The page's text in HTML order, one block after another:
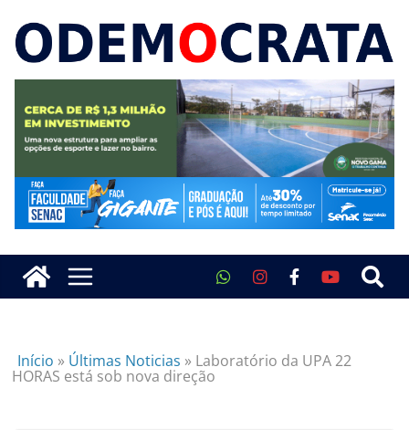
Início » Últimas Noticias » Laboratório da UPA 22
HORAS está sob nova direção